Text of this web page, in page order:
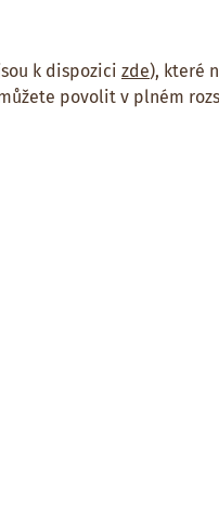
k dispozici zde), které
povolit v plném